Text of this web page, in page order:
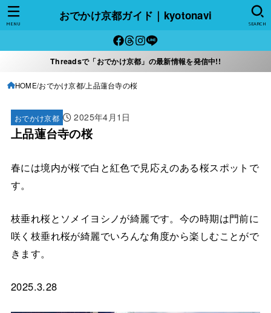
おでかけ京都ガイド｜kyotonavi
SEARCH
MENU
Threadsで「おでかけ京都」の最新情報を発信中!!
HOME おでかけ京都 上品蓮台寺の桜
おでかけ京都 2025年4月1日
上品蓮台寺の桜
春には境内が桜で白と紅色で見応えのある桜スポットで
す。
枝垂れ桜とソメイヨシノが綺麗です。今の時期は門前に
咲く枝垂れ桜が綺麗でいろんな角度から楽しむことがで
きます。
2025.3.28